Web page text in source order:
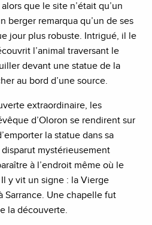
que le site n’était qu’un
berger remarqua qu’un de ses
jour plus robuste. Intrigué, il le
l’animal traversant le
devant une statue de la
au bord d’une source.
extraordinaire, les
d’Oloron se rendirent sur
la statue dans sa
mystérieusement
à l’endroit même où le
y vit un signe : la Vierge
Sarrance. Une chapelle fut
la découverte.